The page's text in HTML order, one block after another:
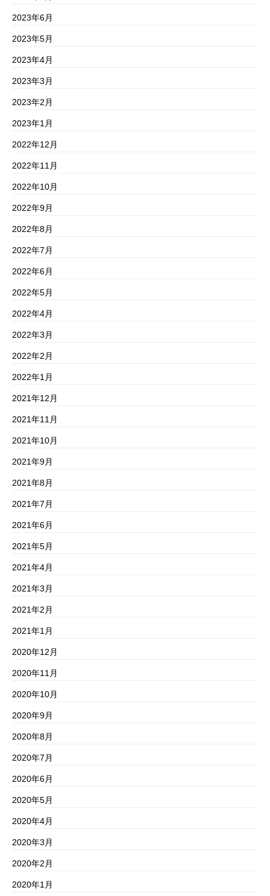
2023年6月
2023年5月
2023年4月
2023年3月
2023年2月
2023年1月
2022年12月
2022年11月
2022年10月
2022年9月
2022年8月
2022年7月
2022年6月
2022年5月
2022年4月
2022年3月
2022年2月
2022年1月
2021年12月
2021年11月
2021年10月
2021年9月
2021年8月
2021年7月
2021年6月
2021年5月
2021年4月
2021年3月
2021年2月
2021年1月
2020年12月
2020年11月
2020年10月
2020年9月
2020年8月
2020年7月
2020年6月
2020年5月
2020年4月
2020年3月
2020年2月
2020年1月